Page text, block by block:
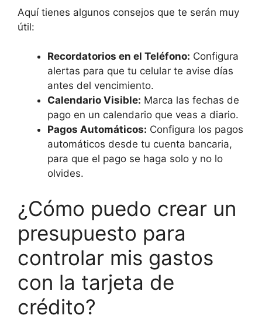
Aquí tienes algunos consejos que te serán muy
útil:
Recordatorios en el Teléfono: Configura
alertas para que tu celular te avise días
antes del vencimiento.
Calendario Visible: Marca las fechas de
pago en un calendario que veas a diario.
Pagos Automáticos: Configura los pagos
automáticos desde tu cuenta bancaria,
para que el pago se haga solo y no lo
olvides.
¿Cómo puedo crear un
presupuesto para
controlar mis gastos
con la tarjeta de
crédito?